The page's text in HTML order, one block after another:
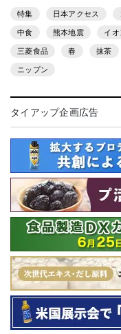
特集 日本アクセス
中食 熊本地震 イオ
三菱食品 春 抹茶
ニップン
タイアップ企画広告